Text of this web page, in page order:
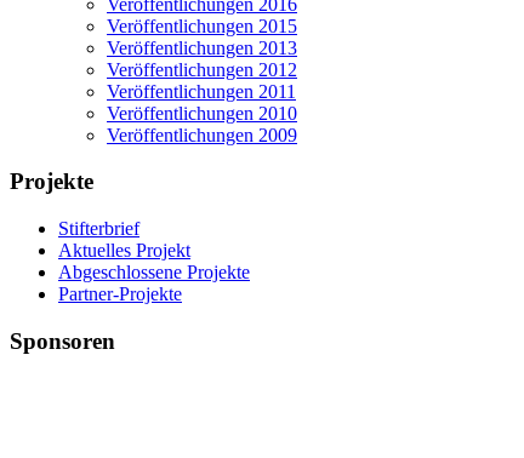
Veröffentlichungen 2015
Veröffentlichungen 2013
Veröffentlichungen 2012
Veröffentlichungen 2011
Veröffentlichungen 2010
Veröffentlichungen 2009
Projekte
Stifterbrief
Aktuelles Projekt
Abgeschlossene Projekte
Partner-Projekte
Sponsoren